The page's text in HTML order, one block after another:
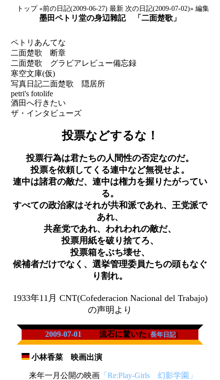
トップ «前の日記(2009-06-27) 最新 次の日記(2009-07-02)» 編集
墨田ペトリ堂の身辺雜記 「二面楚歌」
ペトリあんてな
二面楚歌 断章
二面楚歌 グラビアレビュー備忘録
寒空文庫(仮)
写真日記二面楚歌 隠居所
petri's fotolife
酒田へ行きたい
ザ・インタビューズ
投票などするな！
投票行為は君たちの人間性の否定なのだ。
投票を依頼してくる連中など無視せよ。
連中は諸君の敵だ、連中は権力を握りたがってい
る。
すべての政治家はそれが共和派であれ、王党派で
あれ、
共産党であれ、われわれの敵だ、
投票用紙を破り捨てろ、
投票箱をぶち壊せ、
候補者だけでなく、選挙管理委員たちの頭もなぐ
り割れ。
1933年11月 CNT(Cofederacion Nacional del Trabajo)
の声明より
2009-07-01 流石に驚いた [長年日記]
小林香菜 映画出演
来年一月公開の映画「Re:Play-Girls 幻影学園」